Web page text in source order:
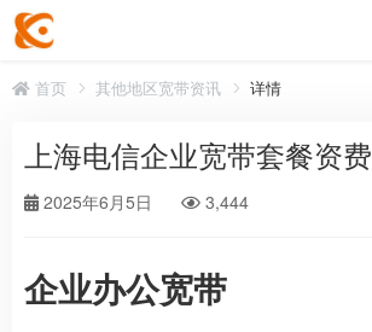
首页 其他地区宽带资讯 详情
上海电信企业宽带套餐资费
2025年6月5日 3,444
企业办公宽带